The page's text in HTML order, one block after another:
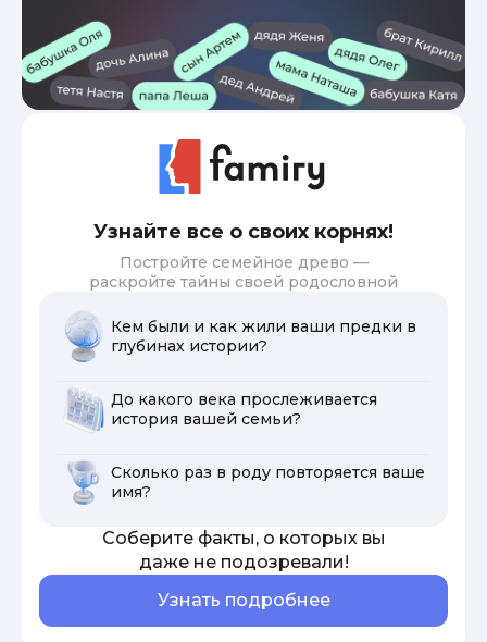
Узнайте все о своих корнях!
Постройте семейное древо —
раскройте тайны своей родословной
Кем были и как жили ваши предки в
глубинах истории?
До какого века прослеживается
история вашей семьи?
Сколько раз в роду повторяется ваше
имя?
Соберите факты, о которых вы
даже не подозревали!
Узнать подробнее